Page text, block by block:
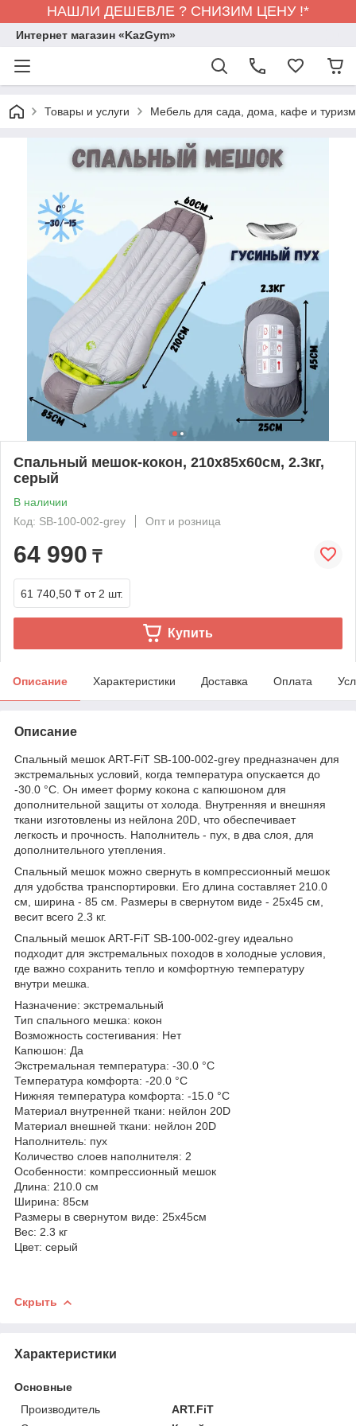
НАШЛИ ДЕШЕВЛЕ ? СНИЗИМ ЦЕНУ !*
Интернет магазин «KazGym»
Товары и услуги Мебель для сада, дома, кафе и
Спальный мешок-кокон, 210х85х60см, 2.3кг,
серый
В наличии
Код: SB-100-002-grey
Опт и розница
64 990 ₸
61 740,50 ₸ от 2 шт.
Купить
Описание Характеристики Доставка Оплата
Описание
Cпальный мешок ART-FiT SB-100-002-grey предназначен для
экстремальных условий, когда температура опускается до
-30.0 °С. Он имеет форму кокона с капюшоном для
дополнительной защиты от холода. Внутренняя и внешняя
ткани изготовлены из нейлона 20D, что обеспечивает
легкость и прочность. Наполнитель - пух, в два слоя, для
дополнительного утепления.
Спальный мешок можно свернуть в компрессионный мешок
для удобства транспортировки. Его длина составляет 210.0
см, ширина - 85 см. Размеры в свернутом виде - 25х45 см,
весит всего 2.3 кг.
Cпальный мешок ART-FiT SB-100-002-grey идеально
подходит для экстремальных походов в холодные условия,
где важно сохранить тепло и комфортную температуру
внутри мешка.
Назначение: экстремальный
Тип спального мешка: кокон
Возможность состегивания: Нет
Капюшон: Да
Экстремальная температура: -30.0 °С
Температура комфорта: -20.0 °С
Нижняя температура комфорта: -15.0 °С
Материал внутренней ткани: нейлон 20D
Материал внешней ткани: нейлон 20D
Наполнитель: пух
Количество слоев наполнителя: 2
Особенности: компрессионный мешок
Длина: 210.0 см
Ширина: 85см
Размеры в свернутом виде: 25х45см
Вес: 2.3 кг
Цвет: серый
Скрыть
Характеристики
Основные
Производитель
ART.FiT